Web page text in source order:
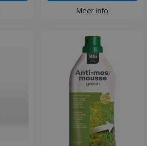
Meer info